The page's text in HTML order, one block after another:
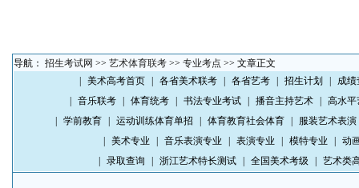
导航： 招生考试网 >> 艺术体育联考 >> 专业考点 >> 文章正文
美术高考首页 各省美术联考 各省艺考 招生计划
成绩
音乐联考 体育统考 书法专业考试 播音主持艺术
高水平
学前教育 运动训练体育单招 体育教育社会体育
服装艺术表演
美术专业 音乐表演专业 表演专业 模特专业
动
录取查询 浙江艺术特长测试 全国美术考级 艺术类